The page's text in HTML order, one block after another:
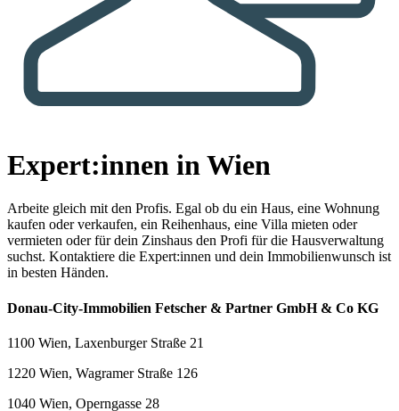
Expert:innen in Wien
Arbeite gleich mit den Profis. Egal ob du ein Haus, eine Wohnung
kaufen oder verkaufen, ein Reihenhaus, eine Villa mieten oder
vermieten oder für dein Zinshaus den Profi für die Hausverwaltung
suchst. Kontaktiere die Expert:innen und dein Immobilienwunsch ist
in besten Händen.
Donau-City-Immobilien Fetscher & Partner GmbH & Co KG
1100 Wien, Laxenburger Straße 21
1220 Wien, Wagramer Straße 126
1040 Wien, Operngasse 28